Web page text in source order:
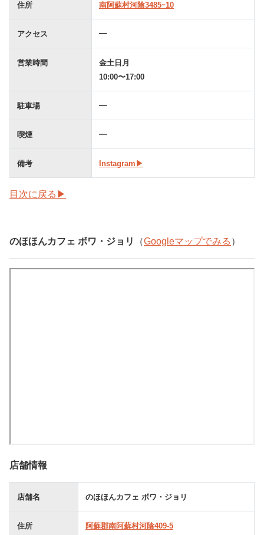
住所 南阿蘇村河陰3485ｰ10
アクセス ━
営業時間
金土日月
10:00〜17:00
駐車場 ━
喫煙 ━
備考 Instagram▶︎
目次に戻る▶︎
のほほんカフェ ボワ・ジョリ （Googleマップでみる ）
店舗情報
店舗名 のほほんカフェ ボワ・ジョリ
住所 阿蘇郡南阿蘇村河陰409-5